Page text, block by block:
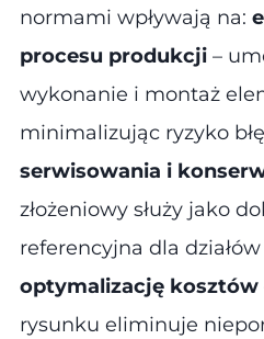
normami wpływają na:
procesu produkcji –
wykonanie i montaż
minimalizując ryzyko
serwisowania i
złożeniowy służy jako
referencyjna dla
optymalizację kosztów
rysunku eliminuje